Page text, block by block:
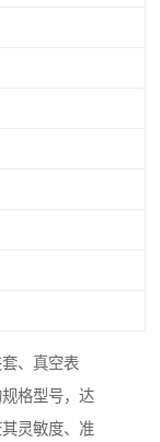
、真空表
格型号，达
灵敏度、准